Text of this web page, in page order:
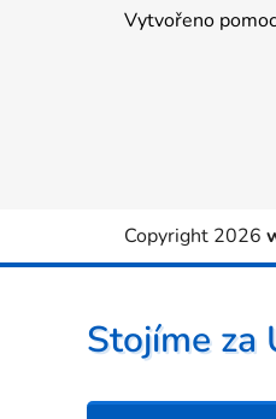
Vytvořeno
Copyright 2026
Stojíme